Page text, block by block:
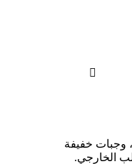

وجبات خفيفة
الخارجي.